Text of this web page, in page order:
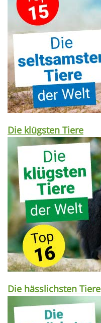
Die klügsten Tiere
Die hässlichsten Tiere